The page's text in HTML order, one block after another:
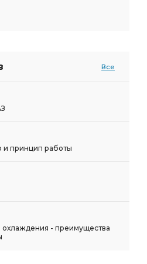
Все
и принцип работы
охлаждения - преимущества